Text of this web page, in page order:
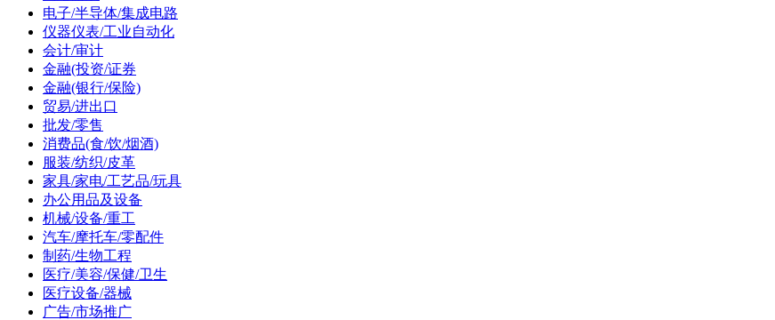
电子/半导体/集成电路
仪器仪表/工业自动化
会计/审计
金融(投资/证券
金融(银行/保险)
贸易/进出口
批发/零售
消费品(食/饮/烟酒)
服装/纺织/皮革
家具/家电/工艺品/玩具
办公用品及设备
机械/设备/重工
汽车/摩托车/零配件
制药/生物工程
医疗/美容/保健/卫生
医疗设备/器械
广告/市场推广